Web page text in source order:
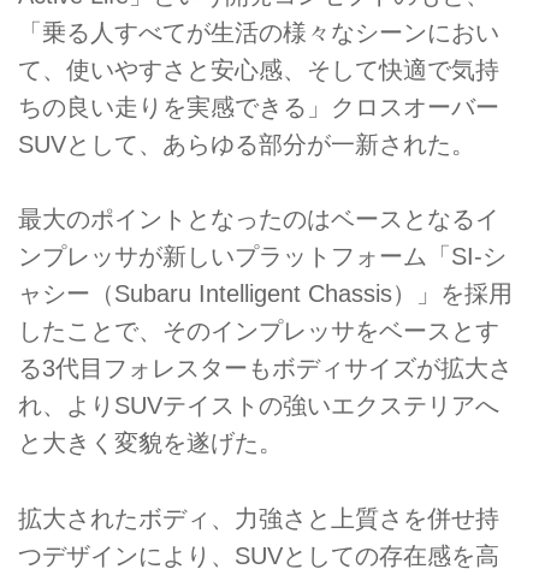
「乗る人すべてが生活の様々なシーンにおい
て、使いやすさと安心感、そして快適で気持
ちの良い走りを実感できる」クロスオーバー
SUVとして、あらゆる部分が一新された。
最大のポイントとなったのはベースとなるイ
ンプレッサが新しいプラットフォーム「SI-シ
ャシー（Subaru Intelligent Chassis）」を採用
したことで、そのインプレッサをベースとす
る3代目フォレスターもボディサイズが拡大さ
れ、よりSUVテイストの強いエクステリアへ
と大きく変貌を遂げた。
拡大されたボディ、力強さと上質さを併せ持
つデザインにより、SUVとしての存在感を高